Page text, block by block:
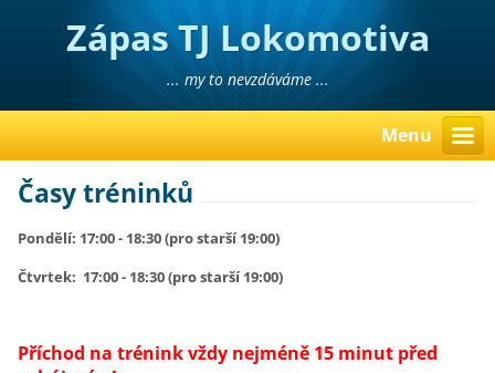
Zápas TJ Lokomotiva
Liberec
... my to nevzdáváme ...
Menu
Časy tréninků
Pondělí: 17:00 - 18:30(pro starší 19:00)
Čtvrtek: 17:00 - 18:30 (pro starší 19:00)
Příchod na trénink vždy nejméně 15 minut před